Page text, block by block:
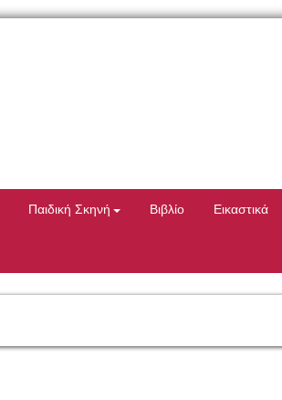
Παιδική Σκηνή Βιβλίο Εικαστικά